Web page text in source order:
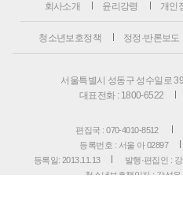
회사소개 윤리강령 개인
청소년보호정책 정정·반론보도
서울특별시 성동구 성수일로
대표전화 : 1800-6522
편집국 : 070-4010-8512
등록번호 : 서울 아 02897
등록일: 2013.11.13
발행·편집인 :
청소년보호책임자 : 강석운